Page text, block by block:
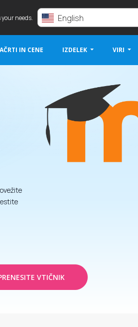
needs. English
IN CENE IZDELEK VIRI
VTIČNIK